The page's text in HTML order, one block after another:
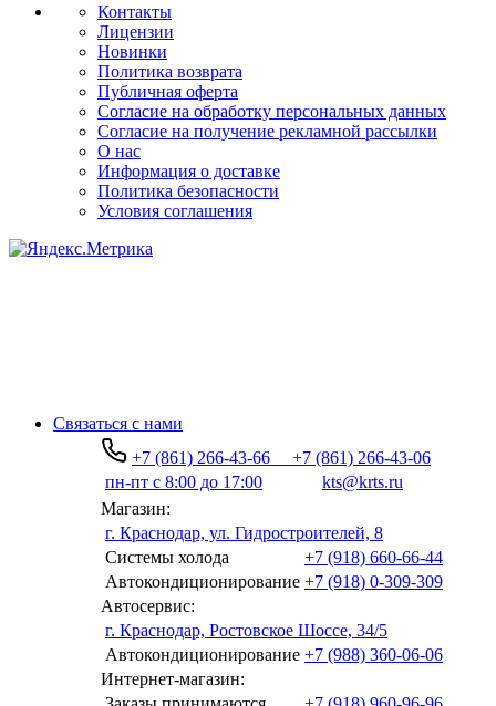
Контакты
Лицензии
Новинки
Политика возврата
Публичная оферта
Согласие на обработку персональных данных
Согласие на получение рекламной рассылки
О нас
Информация о доставке
Политика безопасности
Условия соглашения
Связаться с нами
+7 (861) 266-43-66
+7 (861) 266-43-06
пн-пт с 8:00 до 17:00
kts@krts.ru
Магазин:
г. Краснодар, ул. Гидростроителей, 8
Системы холода
+7 (918) 660-66-44
Автокондиционирование +7 (918) 0-309-309
Автосервис:
г. Краснодар, Ростовское Шоссе, 34/5
Автокондиционирование +7 (988) 360-06-06
Интернет-магазин: